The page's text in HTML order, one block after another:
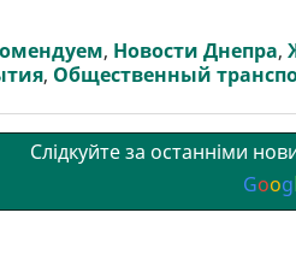
l g
r
a
s
A
p
r l
, Новости Днепра,
, Общественный
Слідкуйте за останніми
Googl